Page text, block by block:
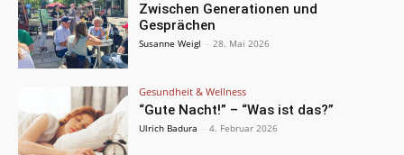
Zwischen Generationen und
Gesprächen
Susanne Weigl - 28. Mai 2026
Gesundheit & Wellness
“Gute Nacht!” – “Was ist das?”
Ulrich Badura - 4. Februar 2026